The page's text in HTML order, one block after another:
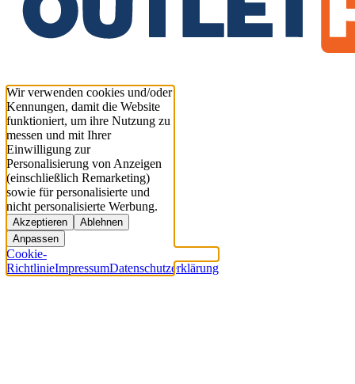
Wir verwenden cookies und/oder
Kennungen, damit die Website
funktioniert, um ihre Nutzung zu
messen und mit Ihrer
Einwilligung zur
Personalisierung von Anzeigen
(einschließlich Remarketing)
sowie für personalisierte und
nicht personalisierte Werbung.
Akzeptieren
Ablehnen
Anpassen
Cookie-
RichtlinieImpressumDatenschutzerklärung